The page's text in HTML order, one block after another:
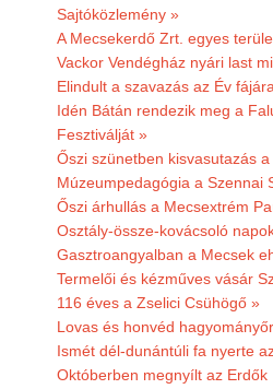
Sajtóközlemény »
A Mecsekerdő Zrt. egyes
Vackor Vendégház nyári last
Elindult a szavazás az Év
Idén Bátán rendezik meg a
Fesztiválját »
Őszi szünetben kisvasutazás
Múzeumpedagógia a Szennai
Őszi árhullás a Mecsextrém
Osztály-össze-kovácsoló
Gasztroangyalban a Mecsek
Termelői és kézműves vásár
116 éves a Zselici Csühögő »
Lovas és honvéd
Ismét dél-dunántúli fa nyerte
Októberben megnyílt az